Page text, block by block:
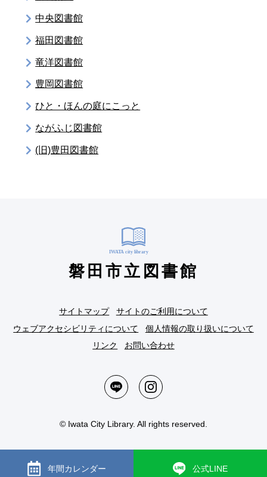
中央図書館
福田図書館
竜洋図書館
豊岡図書館
ひと・ほんの庭にこっと
ながふじ図書館
(旧)豊田図書館
磐田市立図書館
サイトマップ
サイトのご利用について
ウェブアクセシビリティについて
個人情報の取り扱いについて
リンク
お問い合わせ
© Iwata City Library. All rights reserved.
年間カレンダー 公式LINE